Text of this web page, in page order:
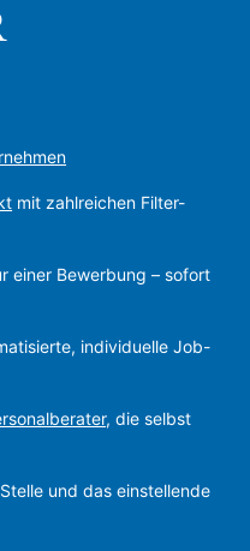
mit zahlreichen Filter-
einer Bewerbung – sofort
individuelle Job-
, die selbst
und das einstellende